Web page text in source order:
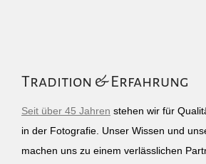
Tradition & Erfahrung
Seit über 45 Jahren stehen wir für
in der Fotografie. Unser Wissen und
machen uns zu einem verlässlichen